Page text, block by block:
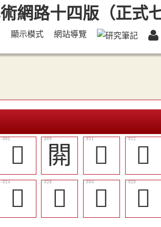
顯示模式 網站導覽
𨳹 閞 󶖴 󶖎
󶖾 𨵈 󶖰 󶖼